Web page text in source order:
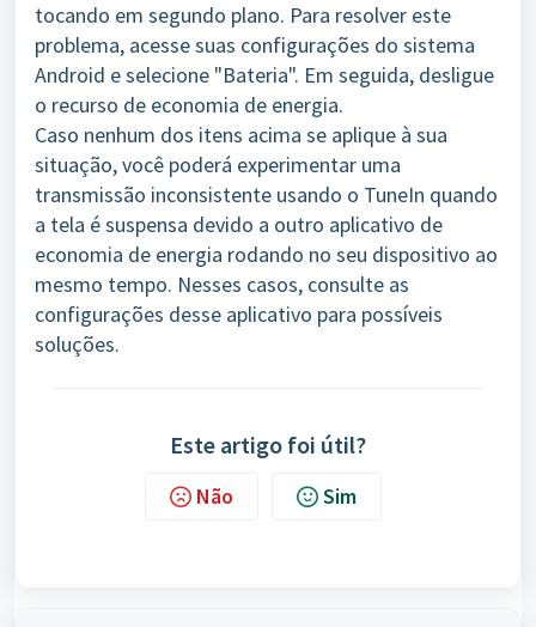
tocando em segundo plano. Para resolver este
problema, acesse suas configurações do sistema
Android e selecione "Bateria". Em seguida, desligue
o recurso de economia de energia.
Caso nenhum dos itens acima se aplique à sua
situação, você poderá experimentar uma
transmissão inconsistente usando o TuneIn quando
a tela é suspensa devido a outro aplicativo de
economia de energia rodando no seu dispositivo ao
mesmo tempo. Nesses casos, consulte as
configurações desse aplicativo para possíveis
soluções.
Este artigo foi útil?
Não Sim